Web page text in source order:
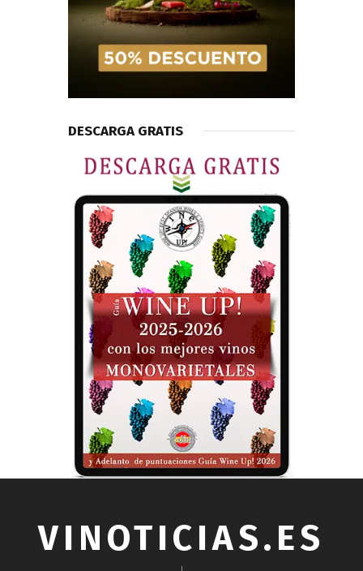
DESCARGA GRATIS
VINOTICIAS.ES